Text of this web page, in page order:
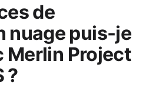
de
nuage puis-je
Merlin Project
?